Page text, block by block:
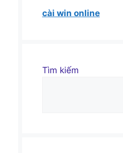
cài win online
Tìm kiếm